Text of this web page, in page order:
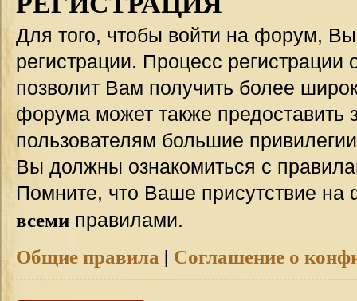
Для того, чтобы войти на форум,
регистрации. Процесс регистрации
позволит Вам получить более
форума может также предоставить
пользователям большие
Вы должны ознакомиться с
Помните, что Ваше присутствие на
всеми правилами.
Общие правила | Соглашение о